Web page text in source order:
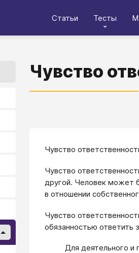
Статьи Тесты
Чувство
Чувство
Чувство
другой. Человек может
в отношении
Чувство
обязанностью ответить
Для деятельного и